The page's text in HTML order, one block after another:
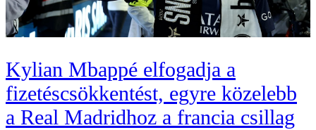
Kylian Mbappé elfogadja a
fizetéscsökkentést, egyre közelebb
a Real Madridhoz a francia csillag